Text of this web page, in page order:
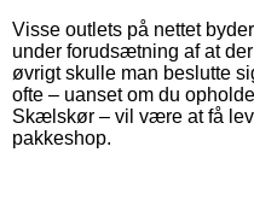
Visse outlets på nettet
under forudsætning af at der
øvrigt skulle man beslutte
ofte – uanset om du
Skælskør – vil være at få
pakkeshop.